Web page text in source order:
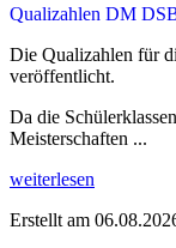
Qualizahlen DM
Die Qualizahlen für
veröffentlicht.
Da die
Meisterschaften ...
weiterlesen
Erstellt am